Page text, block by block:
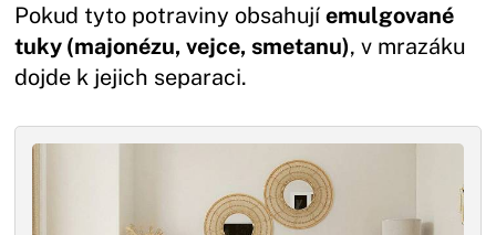
Pokud tyto potraviny obsahujíemulgované
tuky (majonézu, vejce, smetanu), v mrazáku
dojde k jejich separaci.